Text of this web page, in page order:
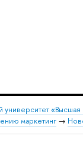
университет
маркетинг →